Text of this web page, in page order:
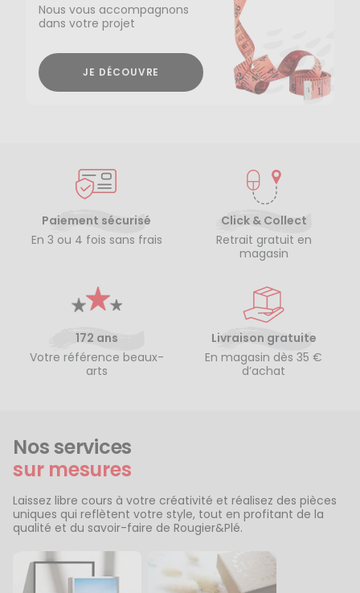
Nous vous accompagnons
dans votre projet
JE DÉCOUVRE
Paiement sécurisé
En 3 ou 4 fois sans frais
Click & Collect
Retrait gratuit en
magasin
172 ans
Votre référence beaux-
arts
Livraison gratuite
En magasin dès 35 €
d’achat
Nos services
sur mesures
Laissez libre cours à votre créativité et réalisez des pièces
uniques qui reflètent votre style, tout en profitant de la
qualité et du savoir-faire de Rougier&Plé.